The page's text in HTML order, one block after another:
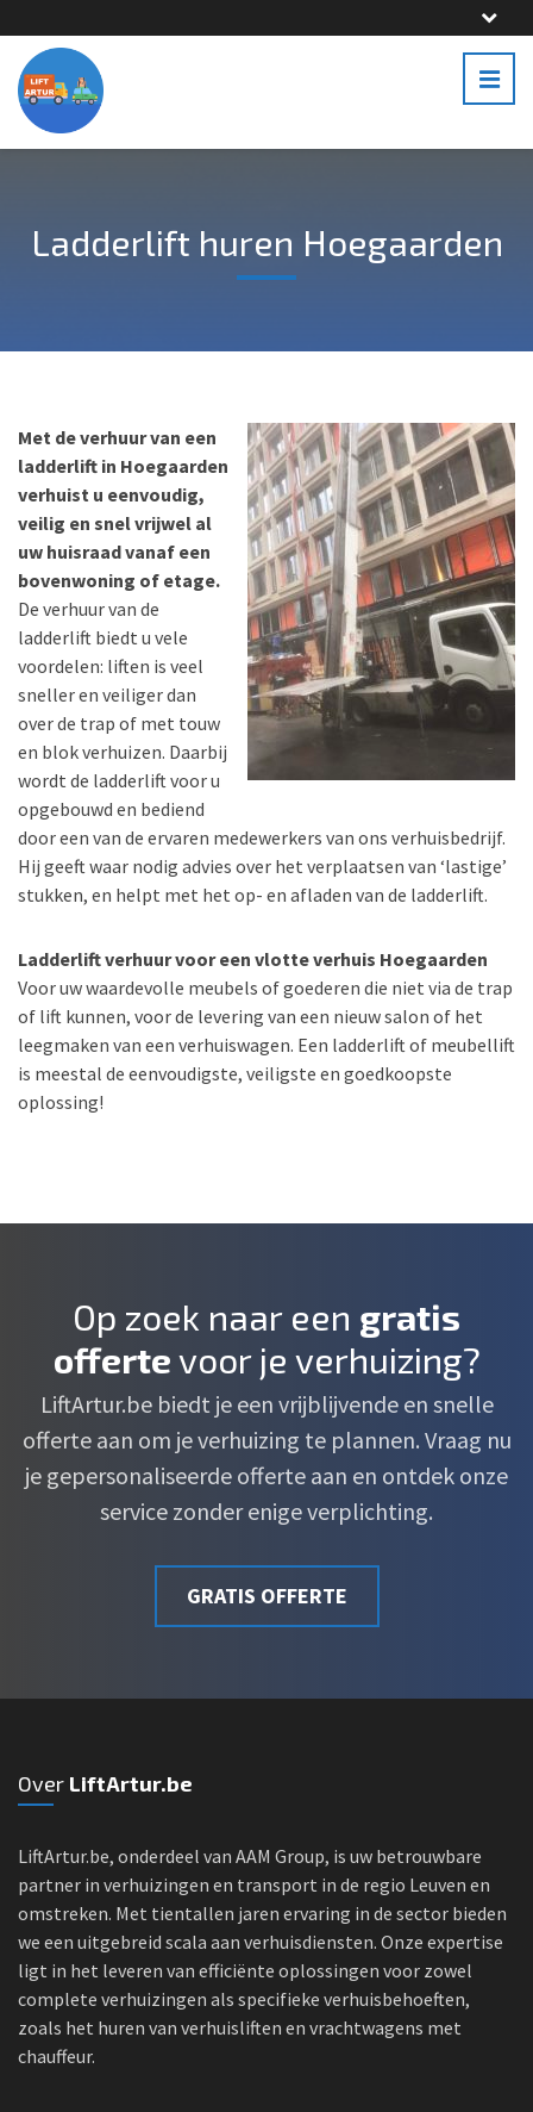
Ladderlift huren Hoegaarden
Met de verhuur van een
ladderlift in Hoegaarden
verhuist u eenvoudig,
veilig en snel vrijwel al
uw huisraad vanaf een
bovenwoning of etage.
De verhuur van de
ladderlift biedt u vele
voordelen: liften is veel
sneller en veiliger dan
over de trap of met touw
en blok verhuizen. Daarbij
wordt de ladderlift voor u
opgebouwd en bediend
door een van de ervaren medewerkers van ons verhuisbedrijf.
Hij geeft waar nodig advies over het verplaatsen van ‘lastige’
stukken, en helpt met het op- en afladen van de ladderlift.
Ladderlift verhuur voor een vlotte verhuis Hoegaarden
Voor uw waardevolle meubels of goederen die niet via de trap
of lift kunnen, voor de levering van een nieuw salon of het
leegmaken van een verhuiswagen. Een ladderlift of meubellift
is meestal de eenvoudigste, veiligste en goedkoopste
oplossing!
Op zoek naar een gratis
offertevoor je verhuizing?
LiftArtur.be biedt je een vrijblijvende en snelle
offerte aan om je verhuizing te plannen. Vraag nu
je gepersonaliseerde offerte aan en ontdek onze
service zonder enige verplichting.
GRATIS OFFERTE
Over LiftArtur.be
LiftArtur.be, onderdeel van AAM Group, is uw betrouwbare
partner in verhuizingen en transport in de regio Leuven en
omstreken. Met tientallen jaren ervaring in de sector bieden
we een uitgebreid scala aan verhuisdiensten. Onze expertise
ligt in het leveren van efficiënte oplossingen voor zowel
complete verhuizingen als specifieke verhuisbehoeften,
zoals het huren van verhuisliften en vrachtwagens met
chauffeur.